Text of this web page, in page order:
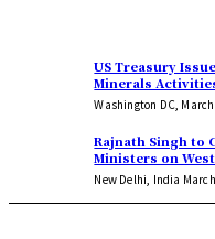
US Treasury
Minerals
Washington DC,
Rajnath Singh to
Ministers on
New Delhi, India